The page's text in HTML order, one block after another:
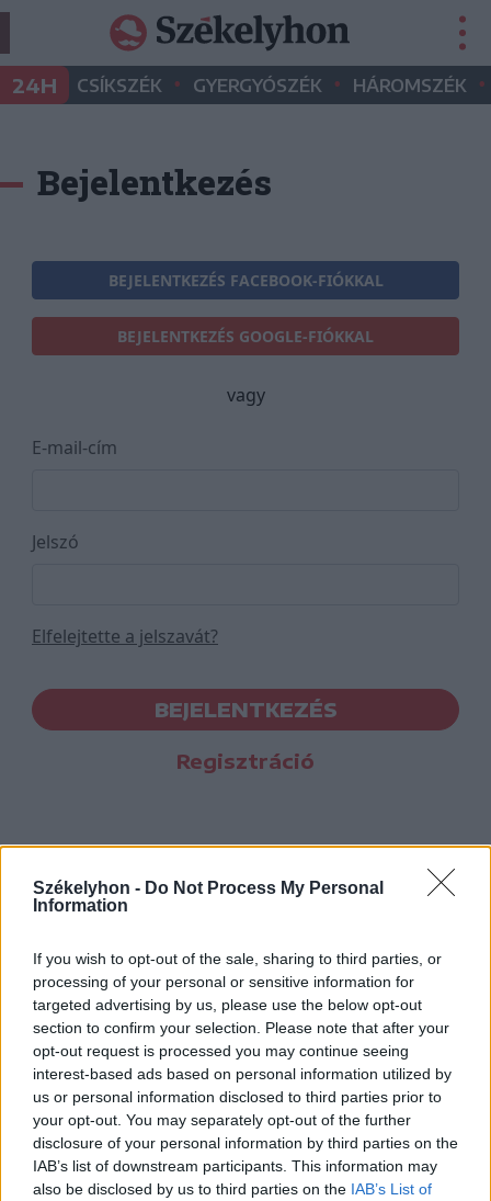
Székelyhon - Do Not Process My Personal
Information
If you wish to opt-out of the sale, sharing to third parties, or
processing of your personal or sensitive information for
targeted advertising by us, please use the below opt-out
section to confirm your selection. Please note that after your
opt-out request is processed you may continue seeing
interest-based ads based on personal information utilized by
us or personal information disclosed to third parties prior to
your opt-out. You may separately opt-out of the further
disclosure of your personal information by third parties on the
IAB’s list of downstream participants. This information may
also be disclosed by us to third parties on the IAB’s List of
24H CSÍKSZÉK • GYERGYÓSZÉK • HÁROMSZÉK •
Bejelentkezés
BEJELENTKEZÉS FACEBOOK-FIÓKKAL
BEJELENTKEZÉS GOOGLE-FIÓKKAL
vagy
E-mail-cím
Jelszó
Elfelejtette a jelszavát?
BEJELENTKEZÉS
Regisztráció
Hasznos
Impresszum
Szerzői jogok
Adatvédelmi tájékoztató
Cookie-kezelési tájékoztató